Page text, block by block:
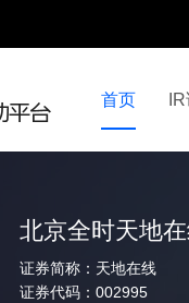
微信公众号 头条号
首页
北京全时天地
证券简称： 天地在线
证券代码： 002995